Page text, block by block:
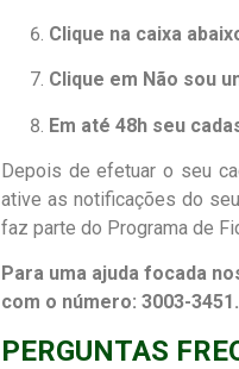
Clique na caixa
Clique em Não sou
Em até 48h seu
Depois de efetuar o seu
ative as notificações do
faz parte do Programa de
Para uma ajuda focada
com o número: 3003-3451.
PERGUNTAS